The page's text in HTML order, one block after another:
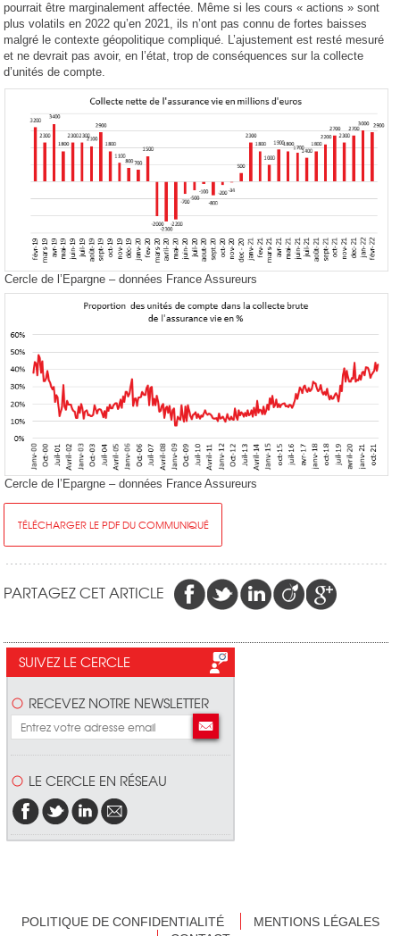
pourrait être marginalement affectée. Même si les cours « actions » sont
plus volatils en 2022 qu’en 2021, ils n’ont pas connu de fortes baisses
malgré le contexte géopolitique compliqué. L’ajustement est resté mesuré
et ne devrait pas avoir, en l’état, trop de conséquences sur la collecte
d’unités de compte.
Cercle de l’Epargne – données France Assureurs
Cercle de l’Epargne – données France Assureurs
TÉLÉCHARGER LE PDF DU COMMUNIQUÉ
PARTAGEZ CET ARTICLE
SUIVEZ LE CERCLE
RECEVEZ NOTRE NEWSLETTER
LE CERCLE EN RÉSEAU
POLITIQUE DE CONFIDENTIALITÉ
MENTIONS LÉGALES